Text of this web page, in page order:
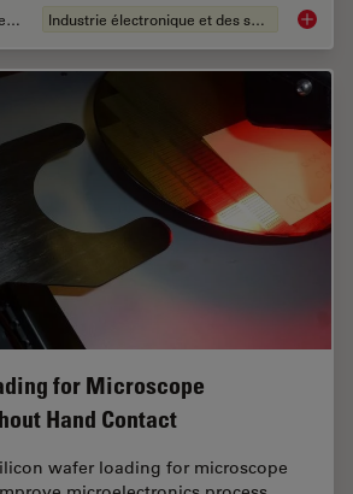
Whitepaper Industrie électronique et des semi-conducteurs
for Microscope
Hand Contact
wafer loading for microscope